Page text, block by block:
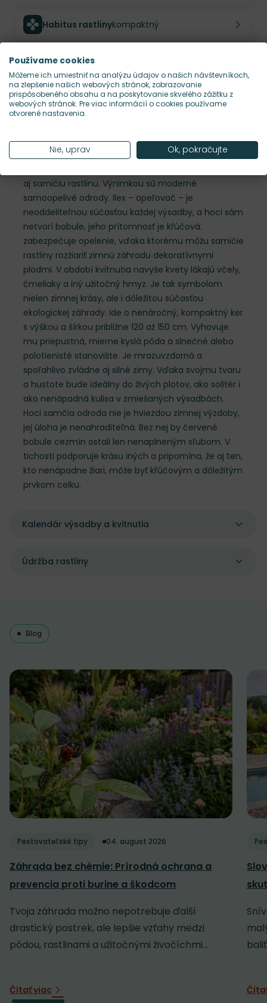
Habitus rastlinykompaktný
Hustota výsadby
Nároky na slnkoS, P
Cezmína (Ilex) je prirodzene dvojdomá rastlina,
aj samičiu rastlinu. Výnimkou sú moderné
samoopelivé odrody. Ilex – opeľovač – je
neoddeliteľnou súčasťou každej výsadby, a hoci sám
netvorí bobule, jeho prítomnosť je kľúčová:
zabezpečuje opelenie, vďaka ktorému môžu samičie
rastliny rozžiariť zimnú záhradu dekoratívnymi
plodmi. V období kvitnutia navyše kvety lákajú včely,
čmeliaky a iný užitočný hmyz. Je tak symbolom
nielen zimnej krásy, ale i dôležitou súčasťou
ekologickej záhrady. Ide o nenáročný, kompaktný ker
s výškou a šírkou približne 120 až 150 cm. Vyhovuje
mu priepustná, mierne kyslá pôda a slnečné alebo
polotienisté stanovište. Je mrazuvzdorná a
spoľahlivo zvládne aj silné zimy. Vďaka svojmu tvaru
a hustote bude ideálny do živých plotov, ako solitér i
ako nenápadná kulisa v zmiešaných výsadbách.
Hoci samčia odroda nie je hviezdou zimnej výzdoby,
jej úloha je nenahraditeľná. Bez nej by červené
bobule cezmín ostali len nenaplneným sľubom. V
tichosti podporuje krásu iných a pripomína, že aj ten,
kto nenápadne žiari, môže byť kľúčovým a dôležitým
prvkom celku.
Kalendár výsadby a kvitnutia
Údržba rastliny
Blog
Pestovateľské tipy 04. august 2026
Záhrada bez chémie: Prírodná ochrana a
prevencia proti burine a škodcom
Tvoja záhrada možno nepotrebuje ďalší
drastický postrek, ale lepšie vzťahy medzi
pôdou, rastlinami a užitočnými živočíchmi...
Čítať viac
Používame cookies
Môžeme ich umiestniť na analýzu údajov o našich návštevníkoch,
na zlepšenie našich webových stránok, zobrazovanie
prispôsobeného obsahu a na poskytovanie skvelého zážitku z
webových stránok. Pre viac informácií o cookies používame
otvorené nastavenia.
Nie, uprav Ok, pokračujte